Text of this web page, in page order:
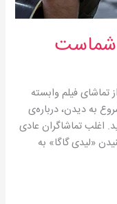
فیلم وابسته
به دیدن، درباره‌‌ی
اغلب تماشاگران عادی
«لیدی گاگا» به